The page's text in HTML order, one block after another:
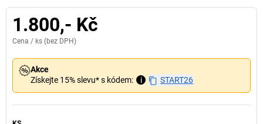
1.800,- Kč
Cena / ks (bez DPH)
Akce
Získejte 15% slevu* s kódem:
i START26